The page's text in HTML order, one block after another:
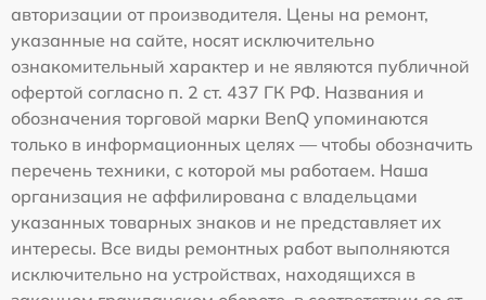
авторизации от производителя. Цены на ремонт,
указанные на сайте, носят исключительно
ознакомительный характер и не являются публичной
офертой согласно п. 2 ст. 437 ГК РФ. Названия и
обозначения торговой марки BenQ упоминаются
только в информационных целях — чтобы обозначить
перечень техники, с которой мы работаем. Наша
организация не аффилирована с владельцами
указанных товарных знаков и не представляет их
интересы. Все виды ремонтных работ выполняются
исключительно на устройствах, находящихся в